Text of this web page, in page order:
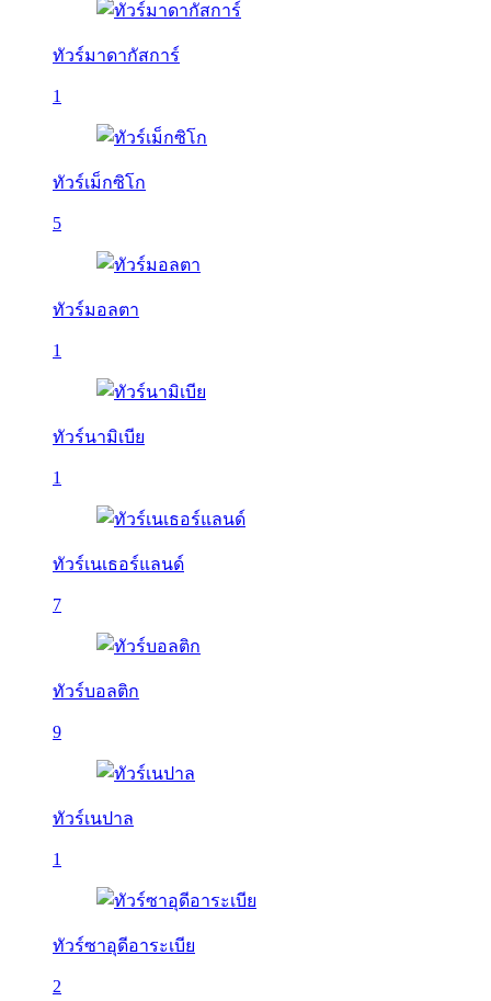
ทัวร์มาดากัสการ์
1
ทัวร์เม็กซิโก
5
ทัวร์มอลตา
1
ทัวร์นามิเบีย
1
ทัวร์เนเธอร์แลนด์
7
ทัวร์บอลติก
9
ทัวร์เนปาล
1
ทัวร์ซาอุดีอาระเบีย
2